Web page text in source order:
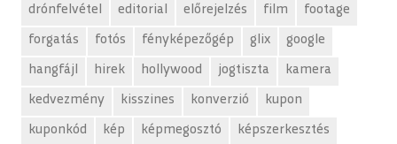
drónfelvétel editorial előrejelzés film footage
forgatás fotós fényképezőgép glix google
hangfájl hirek hollywood jogtiszta kamera
kedvezmény kisszines konverzió kupon
kuponkód kép képmegosztó képszerkesztés